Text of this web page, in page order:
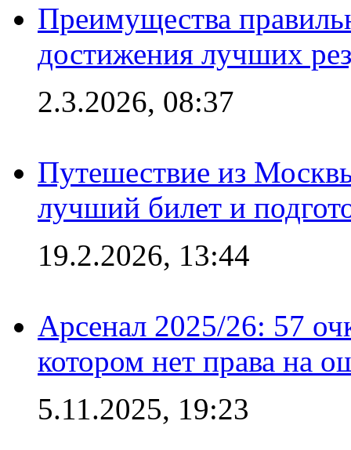
Преимущества
достижения лучших
2.3.2026, 08:37
Путешествие из
лучший билет и
19.2.2026, 13:44
Арсенал 2025/26: 57
котором нет права на
5.11.2025, 19:23